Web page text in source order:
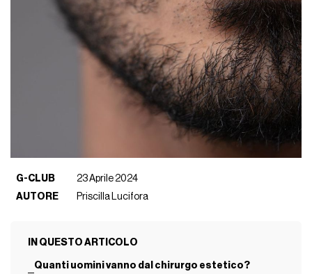
G-CLUB
23 Aprile 2024
AUTORE
Priscilla Lucifora
IN QUESTO ARTICOLO
Quanti uomini vanno dal chirurgo estetico?